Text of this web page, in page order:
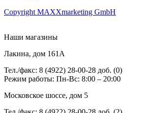
Copyright MAXXmarketing GmbH
Наши магазины
Лакина, дом 161А
Тел./факс: 8 (4922) 28-00-28 доб. (0)
Режим работы: Пн-Вс: 8:00 – 20:00
Московское шоссе, дом 5